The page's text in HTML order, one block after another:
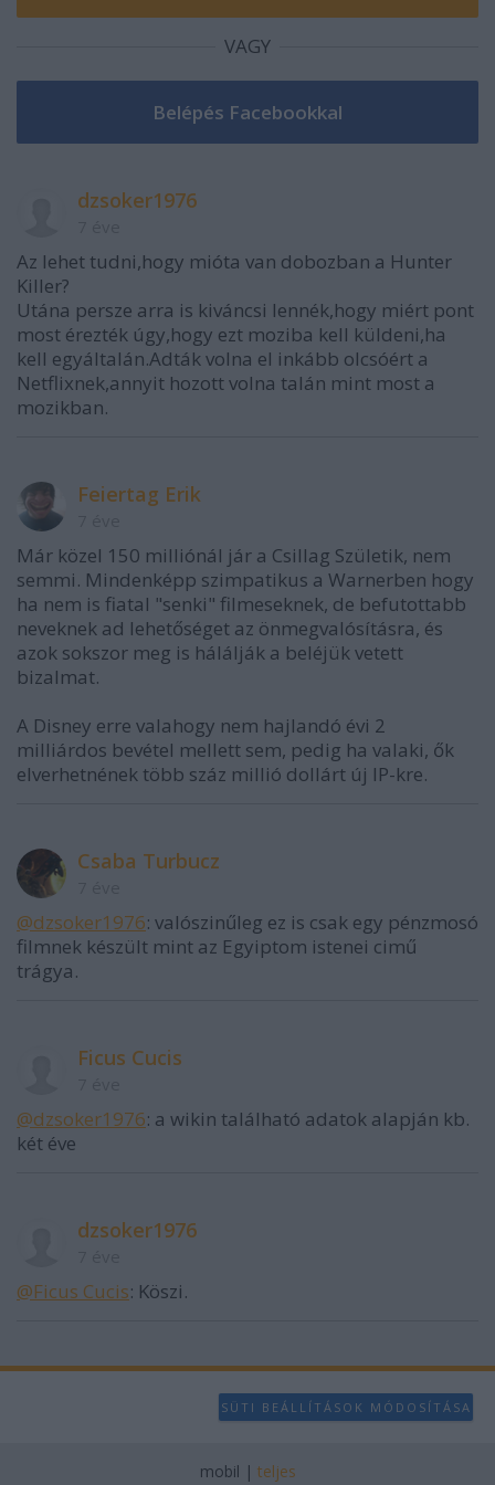
VAGY
dzsoker1976
Az lehet tudni,hogy mióta van dobozban a Hunter
Killer?
Utána persze arra is kiváncsi lennék,hogy miért pont
most érezték úgy,hogy ezt moziba kell küldeni,ha
kell egyáltalán.Adták volna el inkább olcsóért a
Netflixnek,annyit hozott volna talán mint most a
mozikban.
Feiertag Erik
Már közel 150 milliónál jár a Csillag Születik, nem
semmi. Mindenképp szimpatikus a Warnerben hogy
ha nem is fiatal "senki" filmeseknek, de befutottabb
neveknek ad lehetőséget az önmegvalósításra, és
azok sokszor meg is hálálják a beléjük vetett
bizalmat.
A Disney erre valahogy nem hajlandó évi 2
milliárdos bevétel mellett sem, pedig ha valaki, ők
elverhetnének több száz millió dollárt új IP-kre.
Csaba Turbucz
@dzsoker1976: valószinűleg ez is csak egy pénzmosó
filmnek készült mint az Egyiptom istenei cimű
trágya.
Ficus Cucis
@dzsoker1976: a wikin található adatok alapján kb.
két éve
dzsoker1976
@Ficus Cucis: Köszi.
SÜTI BEÁLLÍTÁSOK MÓDOSÍTÁSA
mobil | teljes